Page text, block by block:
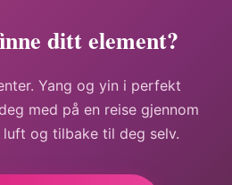
ditt element?
Yang og yin i perfekt
med på en reise gjennom
og tilbake til deg selv.